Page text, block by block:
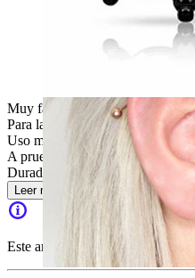
Muy fácil
Para la mayoría de tipos de piel
Uso moderado
A prueba de salpicaduras
Duradera
Leer más
Este artículo ya no está disponible.